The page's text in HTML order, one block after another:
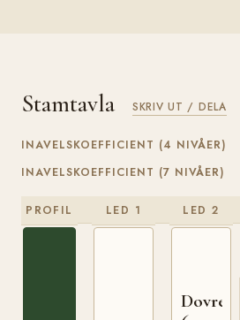
Stamtavla SKRIV UT / DELA
INAVELSKOEFFICIENT (4 NIVÅER)
INAVELSKOEFFICIENT (7 NIVÅER)
PROFIL LED 1 LED 2
Dovre